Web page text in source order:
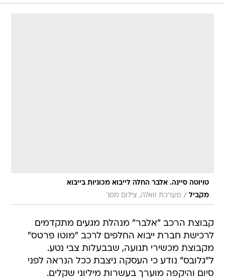
טויוטה סיינה. אלבר החלה לייבוא מכוניות בייבוא
מקביל / מערכת וואלה, צילום מסך
קבוצת הרכב "אלבר" מנהלת מגעים מתקדמים
לרכישת חברת ייבוא החלפים לרכב "מוטו פרטס"
מקבוצת מכשירי תנועה, שבבעלות צבי נטע.
ל"גלובס" נודע כי העסקה ניצבת ככל הנראה לפני
סיום והיקפה מוערך בעשרות מיליוני שקלים.